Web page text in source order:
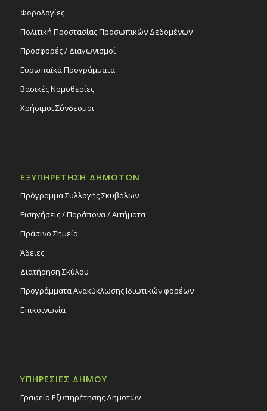
Φορολογίες
Πολιτική Προστασίας Προσωπικών Δεδομένων
Προσφορές / Διαγωνισμοί
Ευρωπαϊκά Προγράμματα
Βασικές Νομοθεσίες
Χρήσιμοι Σύνδεσμοι
ΕΞΥΠΗΡΕΤΗΣΗ ΔΗΜΟΤΩΝ
Πρόγραμμα Συλλογής Σκυβάλων
Εισηγήσεις / Παράπονα / Αιτήματα
Πράσινο Σημείο
Άδειες
Διατήρηση Σκύλου
Προγράμματα Ανακύκλωσης Ιδιωτικών φορέων
Επικοινωνία
ΥΠΗΡΕΣΙΕΣ ΔΗΜΟΥ
Γραφείο Εξυπηρέτησης Δημοτών